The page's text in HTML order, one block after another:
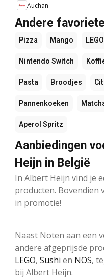
Auchan
Andere
Pizza Mango LEGO
Nintendo Switch
Pasta Broodjes
Pannenkoeken
Aperol Spritz
Aanbiedingen
Heijn in België
In Albert Heijn vind je
producten. Bovendien
in promotie!
Naast Noten aan een
andere afgeprijsde
LEGO, Sushi en NOS,
bij Albert Heijn.